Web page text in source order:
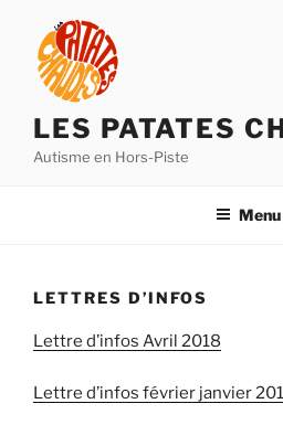
contenu
principal
LES PATATES
Autisme en Hors-Piste
Menu
LETTRES D’INFOS
Lettre d’infos Avril 2018
Lettre d’infos février janvier